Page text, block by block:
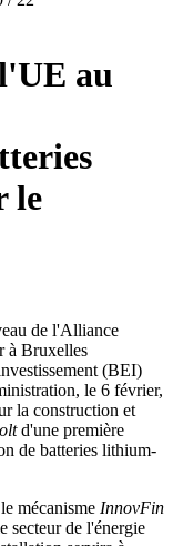
au
le
de l'Alliance
à Bruxelles
(BEI)
le 6 février,
la construction et
d'une première
de batteries lithium-
mécanisme InnovFin
secteur de l'énergie